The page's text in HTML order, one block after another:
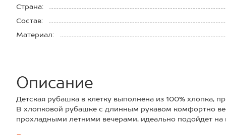
Страна:
Состав:
Материал:
Описание
Детская рубашка в клетку выполнена из 100% хлопка,
В хлопковой рубашке с длинным рукавом комфортно
прохладными летними вечерами, идеально подойдет на